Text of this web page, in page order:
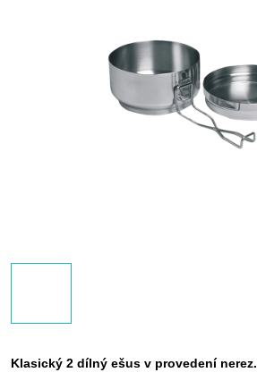
Klasický 2 dílný ešus v provedení nerez.